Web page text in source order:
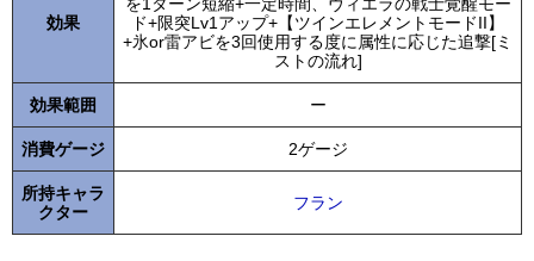
効果
ド+限突Lv1アップ+【ツインエレメントモードII】
+氷or雷アビを3回使用する度に属性に応じた追撃[ミ
ストの流れ]
効果範囲 ー
消費ゲージ 2ゲージ
所持キャラ
クター
フラン